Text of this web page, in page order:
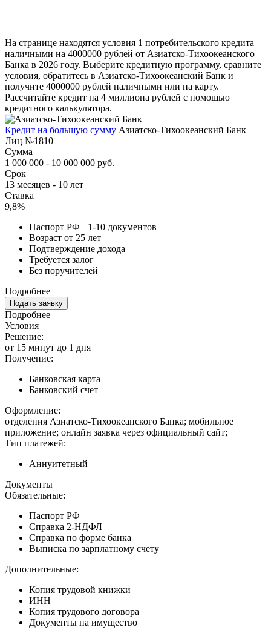
На странице находятся условия 1 потребительского кредита
наличными на 4000000 рублей от Азиатско-Тихоокеанского
Банка в 2026 году. Выберите кредитную программу, сравните
условия, обратитесь в Азиатско-Тихоокеанский Банк и
получите 4000000 рублей наличными или на карту.
Рассчитайте кредит на 4 миллиона рублей с помощью
кредитного калькулятора.
Кредит на большую сумму Азиатско-Тихоокеанский Банк
Лиц №1810
Сумма
1 000 000 - 10 000 000 руб.
Срок
13 месяцев - 10 лет
Ставка
9,8%
Паспорт РФ +1-10 документов
Возраст от 25 лет
Подтверждение дохода
Требуется залог
Без поручителей
Подробнее
Подать заявку
Подробнее
Условия
Решение:
от 15 минут до 1 дня
Получение:
Банковская карта
Банковский счет
Оформление:
отделения Азиатско-Тихоокеанского Банка; мобильное
приложение; онлайн заявка через официальный сайт;
Тип платежей:
Аннуитетный
Документы
Обязательные:
Паспорт РФ
Справка 2-НДФЛ
Справка по форме банка
Выписка по зарплатному счету
Дополнительные:
Копия трудовой книжки
ИНН
Копия трудового договора
Документы на имущество